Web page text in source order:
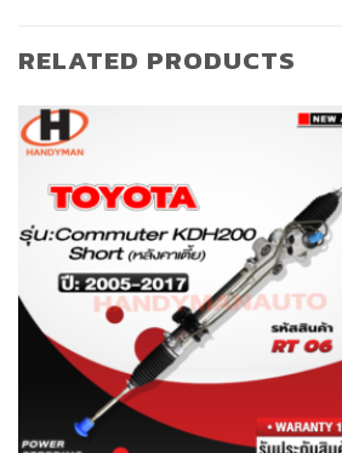
RELATED PRODUCTS